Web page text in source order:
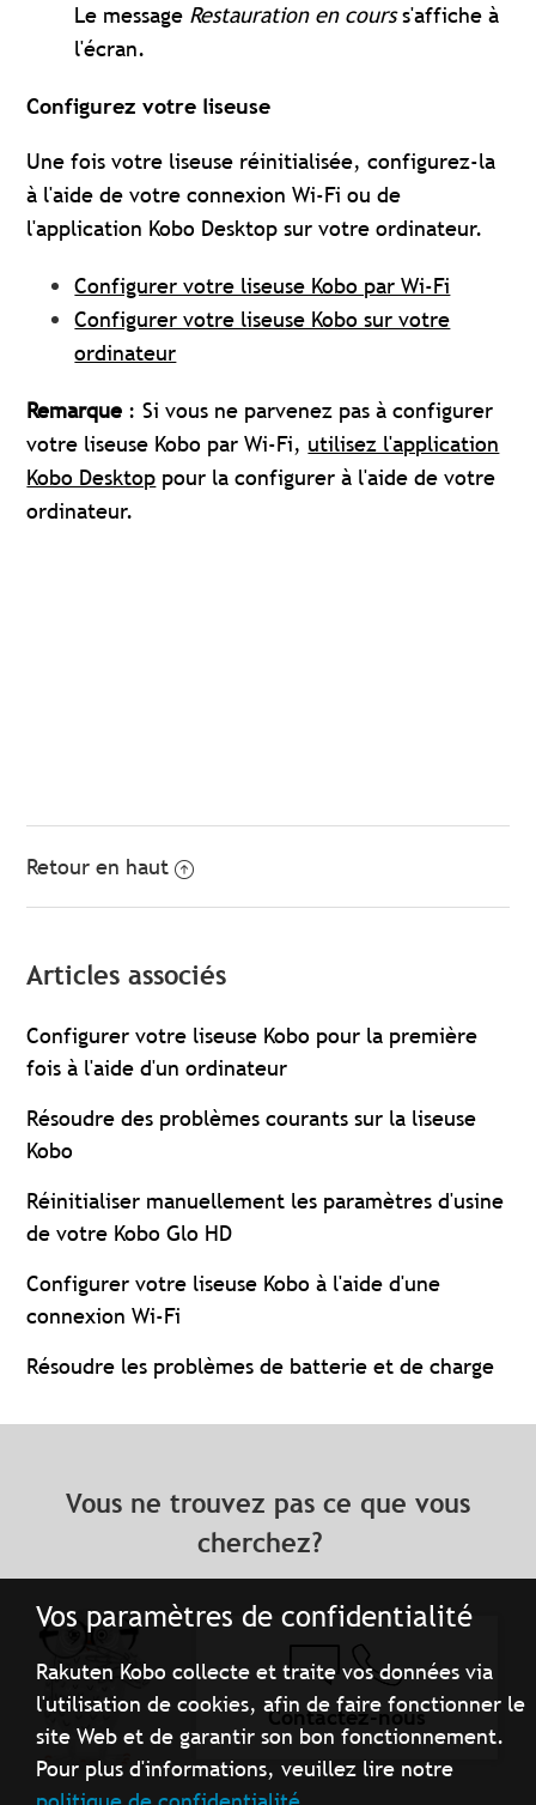
Vos paramètres de confidentialité
Rakuten Kobo collecte et traite vos données via
l'utilisation de cookies, afin de faire fonctionner le
site Web et de garantir son bon fonctionnement.
Pour plus d'informations, veuillez lire notre
Le message Restauration en courss'affiche à
l'écran.
Configurez votre liseuse
Une fois votre liseuse réinitialisée, configurez-la
à l'aide de votre connexion Wi-Fi ou de
l'application Kobo Desktop sur votre ordinateur.
Configurer votre liseuse Kobo par Wi-Fi
Configurer votre liseuse Kobo sur votre
ordinateur
Remarque : Si vous ne parvenez pas à configurer
votre liseuse Kobo par Wi-Fi, utilisez l'application
Kobo Desktop pour la configurer à l'aide de votre
ordinateur.
Retour en haut
Articles associés
Configurer votre liseuse Kobo pour la première
fois à l'aide d'un ordinateur
Résoudre des problèmes courants sur la liseuse
Kobo
Réinitialiser manuellement les paramètres d'usine
de votre Kobo Glo HD
Configurer votre liseuse Kobo à l'aide d'une
connexion Wi-Fi
Résoudre les problèmes de batterie et de charge
Vous ne trouvez pas ce que vous
cherchez?
Contactez-nous